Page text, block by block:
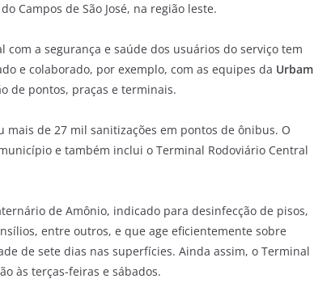
do Campos de São José, na região leste.
a segurança e saúde dos usuários do serviço tem
e colaborado, por exemplo, com as equipes da Urbam
de pontos, praças e terminais.
de 27 mil sanitizações em pontos de ônibus. O
e também inclui o Terminal Rodoviário Central
de Amônio, indicado para desinfecção de pisos,
entre outros, e que age eficientemente sobre
de sete dias nas superfícies. Ainda assim, o Terminal
às terças-feiras e sábados.